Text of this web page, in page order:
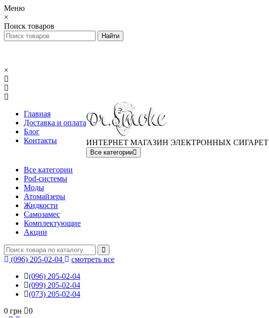
Меню
×
Поиск товаров
×
Главная
Доставка и оплата
Блог
Контакты
ИНТЕРНЕТ МАГАЗИН ЭЛЕКТРОННЫХ СИГАРЕТ
Все категории
Все категории
Pod-системы
Моды
Атомайзеры
Жидкости
Самозамес
Комплектующие
Акции
(096) 205-02-04
смотреть все
(096) 205-02-04
(099) 205-02-04
(073) 205-02-04
0 грн
0